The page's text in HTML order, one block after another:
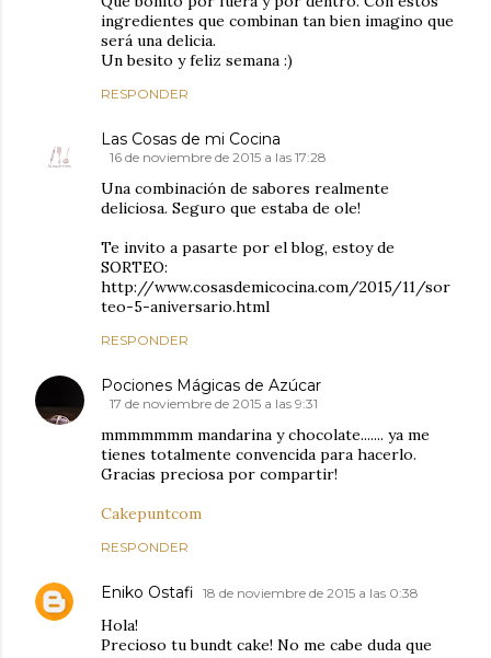
ingredientes que combinan tan bien imagino que
será una delicia.
Un besito y feliz semana :)
RESPONDER
Las Cosas de mi Cocina
16 de noviembre de 2015 a las 17:28
Una combinación de sabores realmente
deliciosa. Seguro que estaba de ole!
Te invito a pasarte por el blog, estoy de
SORTEO:
http://www.cosasdemicocina.com/2015/11/sor
teo-5-aniversario.html
RESPONDER
Pociones Mágicas de Azúcar
17 de noviembre de 2015 a las 9:31
mmmmmmm mandarina y chocolate....... ya me
tienes totalmente convencida para hacerlo.
Gracias preciosa por compartir!
Cakepuntcom
RESPONDER
Eniko Ostafi 18 de noviembre de 2015 a las 0:38
Hola!
Precioso tu bundt cake! No me cabe duda que